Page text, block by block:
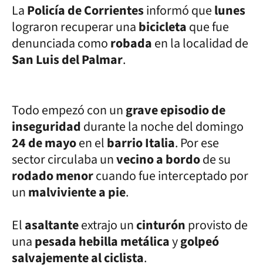
LaPolicía de Corrientesinformó quelunes
lograron recuperar unabicicletaque fue
denunciada comorobadaen la localidad de
San Luis del Palmar.
Todo empezó con ungrave episodio de
inseguridaddurante la noche del domingo
24 de mayoen elbarrio Italia. Por ese
sector circulaba unvecino a bordode su
rodado menorcuando fue interceptado por
unmalviviente a pie.
Elasaltanteextrajo uncinturónprovisto de
unapesada hebilla metálicaygolpeó
salvajemente al ciclista.